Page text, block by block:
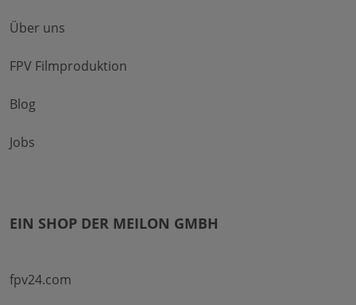
Über uns
FPV Filmproduktion
Blog
Jobs
EIN SHOP DER MEILON GMBH
fpv24.com